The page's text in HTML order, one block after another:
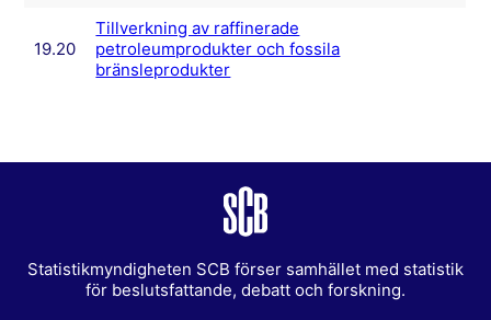
19.20
Tillverkning av raffinerade
petroleumprodukter och fossila
bränsleprodukter
Statistikmyndigheten SCB förser samhället med statistik
för beslutsfattande, debatt och forskning.